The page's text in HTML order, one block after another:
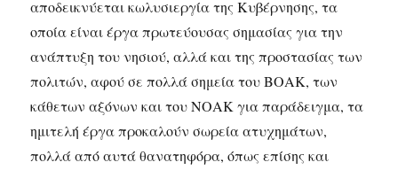
αποδεικνύεται κωλυσιεργία της Κυβέρνησης, τα
οποία είναι έργα πρωτεύουσας σημασίας για την
ανάπτυξη του νησιού, αλλά και της προστασίας των
πολιτών, αφού σε πολλά σημεία του ΒΟΑΚ, των
κάθετων αξόνων και του ΝΟΑΚ για παράδειγμα, τα
ημιτελή έργα προκαλούν σωρεία ατυχημάτων,
πολλά από αυτά θανατηφόρα, όπως επίσης και